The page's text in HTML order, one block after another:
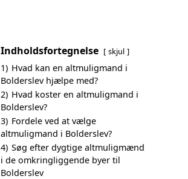
Indholdsfortegnelse skjul
1) Hvad kan en altmuligmand i
Bolderslev hjælpe med?
2) Hvad koster en altmuligmand i
Bolderslev?
3) Fordele ved at vælge
altmuligmand i Bolderslev?
4) Søg efter dygtige altmuligmænd
i de omkringliggende byer til
Bolderslev